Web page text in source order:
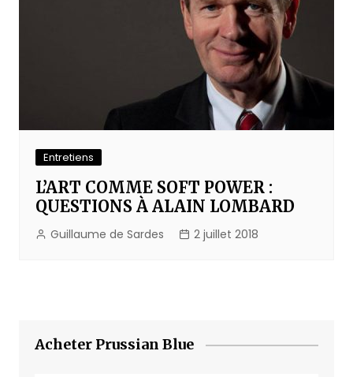
Entretiens
L’ART COMME SOFT POWER :
QUESTIONS À ALAIN LOMBARD
Guillaume de Sardes 2 juillet 2018
Acheter Prussian Blue